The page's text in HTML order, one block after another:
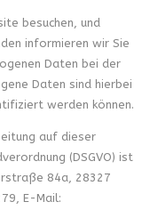
besuchen, und
informieren wir Sie
Daten bei der
Daten sind hierbei
werden können.
auf dieser
(DSGVO) ist
84a, 28327
E-Mail: